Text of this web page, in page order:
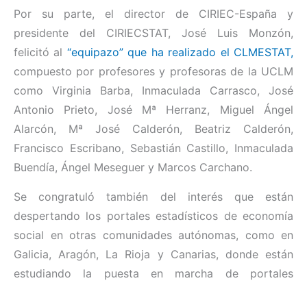
Por su parte, el director de CIRIEC-España y
presidente del CIRIECSTAT, José Luis Monzón,
felicitó al “equipazo” que ha realizado el CLMESTAT,
compuesto por profesores y profesoras de la UCLM
como Virginia Barba, Inmaculada Carrasco, José
Antonio Prieto, José Mª Herranz, Miguel Ángel
Alarcón, Mª José Calderón, Beatriz Calderón,
Francisco Escribano, Sebastián Castillo, Inmaculada
Buendía, Ángel Meseguer y Marcos Carchano.
Se congratuló también del interés que están
despertando los portales estadísticos de economía
social en otras comunidades autónomas, como en
Galicia, Aragón, La Rioja y Canarias, donde están
estudiando la puesta en marcha de portales